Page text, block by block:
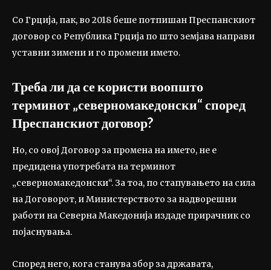
Со Грција, пак, во 2018 беше потпишан Преспанскиот
договор со Република Грција по што земјава направи
уставни зимени и го промени името.
Треба ли да се користи воопшто
терминот „северномакедонски“ според
Преспанскиот договор?
Но, со овој Договор за промена на името, не е
предидена употребата на терминот
„северномакедонски“. За тоа, по стапувањето на сила
на Договорот, и Министерството за надворешни
работи на Северна Македонија издаде прирачник со
појаснувања.
Според него, кога станува збор за државата,